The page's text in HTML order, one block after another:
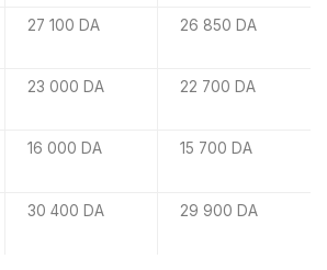
27 100 DA 26 850 DA
23 000 DA 22 700 DA
16 000 DA 15 700 DA
30 400 DA 29 900 DA